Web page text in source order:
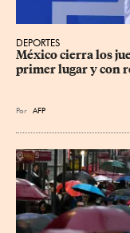
DEPORTES
México cierra los
primer lugar y con
Por AFP